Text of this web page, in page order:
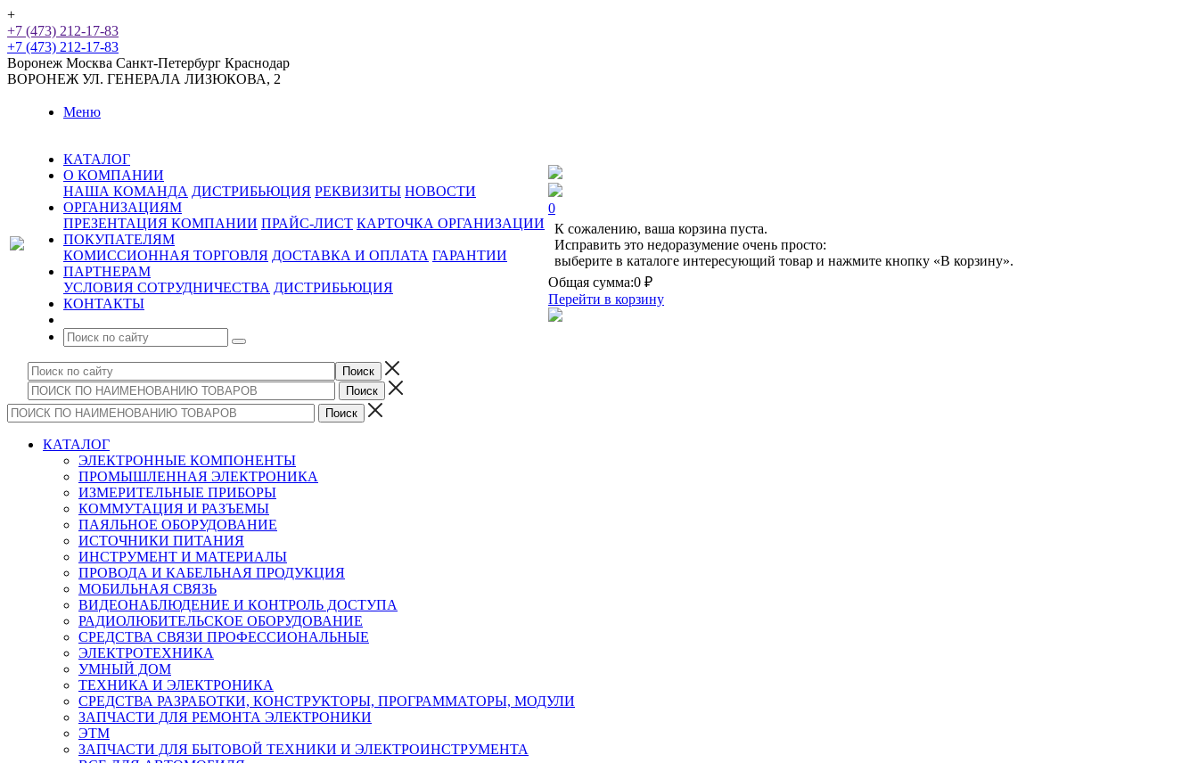
+
+7 (473) 212-17-83
+7 (473) 212-17-83
Воронеж Москва Санкт-Петербург Краснодар
ВОРОНЕЖ УЛ. ГЕНЕРАЛА ЛИЗЮКОВА, 2
Меню
КАТАЛОГ
О КОМПАНИИ
НАША КОМАНДА ДИСТРИБЬЮЦИЯ РЕКВИЗИТЫ НОВОСТИ
ОРГАНИЗАЦИЯМ
ПРЕЗЕНТАЦИЯ КОМПАНИИ ПРАЙС-ЛИСТ КАРТОЧКА ОРГАНИЗАЦИИ
ПОКУПАТЕЛЯМ
КОМИССИОННАЯ ТОРГОВЛЯ ДОСТАВКА И ОПЛАТА ГАРАНТИИ
ПАРТНЕРАМ
УСЛОВИЯ СОТРУДНИЧЕСТВА ДИСТРИБЬЮЦИЯ
КОНТАКТЫ
0
К сожалению, ваша корзина пуста.
Исправить это недоразумение очень просто:
выберите в каталоге интересующий товар и нажмите кнопку «В корзину».
Общая сумма:0 ₽
Перейти в корзину
КАТАЛОГ
ЭЛЕКТРОННЫЕ КОМПОНЕНТЫ
ПРОМЫШЛЕННАЯ ЭЛЕКТРОНИКА
ИЗМЕРИТЕЛЬНЫЕ ПРИБОРЫ
КОММУТАЦИЯ И РАЗЪЕМЫ
ПАЯЛЬНОЕ ОБОРУДОВАНИЕ
ИСТОЧНИКИ ПИТАНИЯ
ИНСТРУМЕНТ И МАТЕРИАЛЫ
ПРОВОДА И КАБЕЛЬНАЯ ПРОДУКЦИЯ
МОБИЛЬНАЯ СВЯЗЬ
ВИДЕОНАБЛЮДЕНИЕ И КОНТРОЛЬ ДОСТУПА
РАДИОЛЮБИТЕЛЬСКОЕ ОБОРУДОВАНИЕ
СРЕДСТВА СВЯЗИ ПРОФЕССИОНАЛЬНЫЕ
ЭЛЕКТРОТЕХНИКА
УМНЫЙ ДОМ
ТЕХНИКА И ЭЛЕКТРОНИКА
СРЕДСТВА РАЗРАБОТКИ, КОНСТРУКТОРЫ, ПРОГРАММАТОРЫ, МОДУЛИ
ЗАПЧАСТИ ДЛЯ РЕМОНТА ЭЛЕКТРОНИКИ
ЭТМ
ЗАПЧАСТИ ДЛЯ БЫТОВОЙ ТЕХНИКИ И ЭЛЕКТРОИНСТРУМЕНТА